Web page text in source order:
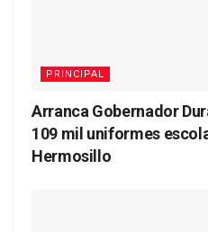
PRINCIPAL
Arranca Gobernador
109 mil uniformes
Hermosillo